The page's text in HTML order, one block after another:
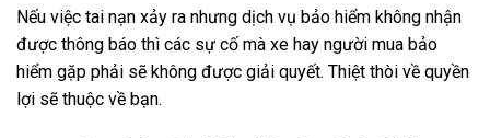
Nếu việc tai nạn xảy ra nhưng dịch vụ bảo hiểm không nhận
được thông báo thì các sự cố mà xe hay người mua bảo
hiểm gặp phải sẽ không được giải quyết. Thiệt thòi về quyền
lợi sẽ thuộc về bạn.